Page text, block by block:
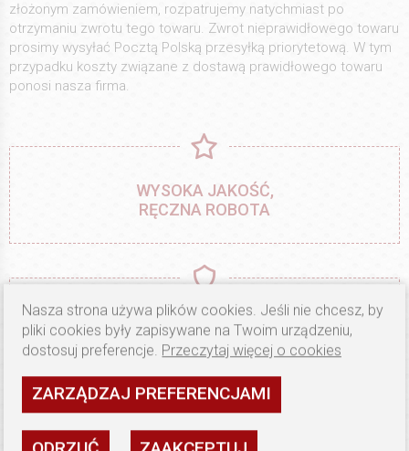
złożonym zamówieniem, rozpatrujemy natychmiast po
otrzymaniu zwrotu tego towaru. Zwrot nieprawidłowego towaru
prosimy wysyłać Pocztą Polską przesyłką priorytetową. W tym
przypadku koszty związane z dostawą prawidłowego towaru
ponosi nasza firma.
WYSOKA JAKOŚĆ,
RĘCZNA ROBOTA
MATERIAŁY JEDYNIE
OD SPRAWDZONYCH
PRODUCENTÓW
Nasza strona używa plików cookies. Jeśli nie chcesz, by
pliki cookies były zapisywane na Twoim urządzeniu,
dostosuj preferencje. Przeczytaj więcej o cookies
ZARZĄDZAJ PREFERENCJAMI